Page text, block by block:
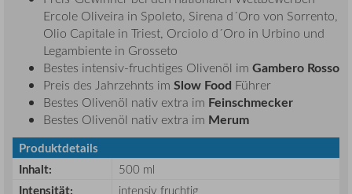
Ercole Oliveira in Spoleto, Sirena d´Oro von Sorrento,
Olio Capitale in Triest, Orciolo d´Oro in Urbino und
Legambiente in Grosseto
Bestes intensiv-fruchtiges Olivenöl im Gambero Rosso
Preis des Jahrzehnts im Slow Food Führer
Bestes Olivenöl nativ extra im Feinschmecker
Bestes Olivenöl nativ extra im Merum
Produktdetails
Inhalt:
500 ml
Intensität: intensiv fruchtig